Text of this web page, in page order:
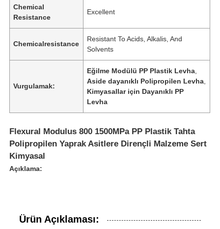
Chemical
Resistance
Excellent
Chemicalresistance
Resistant To Acids, Alkalis, And
Solvents
Vurgulamak:
Eğilme Modülü PP Plastik Levha
Aside dayanıklı Polipropilen Levha
Kimyasallar için Dayanıklı PP
Levha
Flexural Modulus 800 1500MPa PP Plastik Tahta
Polipropilen Yaprak Asitlere Dirençli Malzeme Sert
Kimyasal
Açıklama:
Ürün Açıklaması: